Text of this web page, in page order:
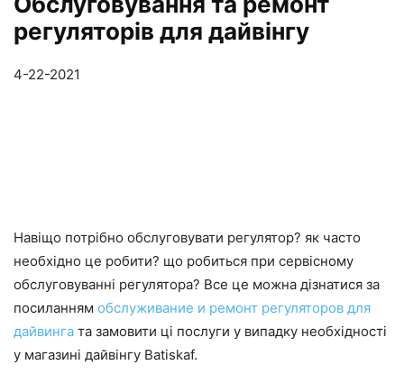
регуляторів для дайвінгу
4-22-2021
Навіщо потрібно обслуговувати регулятор? як часто
необхідно це робити? що робиться при сервісному
обслуговуванні регулятора? Все це можна дізнатися за
посиланням обслуживание и ремонт регуляторов для
дайвинга та замовити ці послуги у випадку необхідності
у магазині дайвінгу Batiskaf.